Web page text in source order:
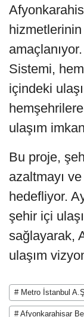
hizmetlerinin
Sistemi,
içindeki
ulaşım
Bu proje,
azaltmayı
hedefliyor.
şehir içi
sağlayarak,
ulaşım
# Metro İstanbul A.Ş.
# Afyonkarahisar